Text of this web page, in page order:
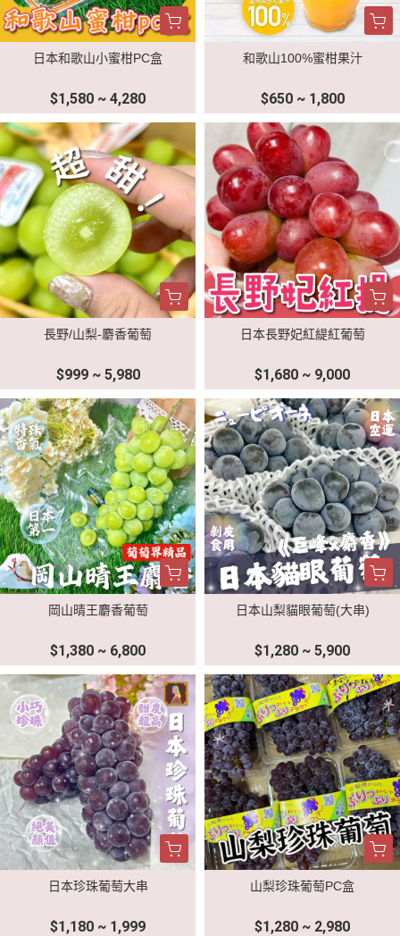
日本和歌山小蜜柑PC盒
$1,580 ~ 4,280
和歌山100%蜜柑果汁
$650 ~ 1,800
長野/山梨-麝香葡萄
$999 ~ 5,980
日本長野妃紅緹紅葡萄
$1,680 ~ 9,000
岡山晴王麝香葡萄
$1,380 ~ 6,800
日本山梨貓眼葡萄(大串)
$1,280 ~ 5,900
日本珍珠葡萄大串
$1,180 ~ 1,999
山梨珍珠葡萄PC盒
$1,280 ~ 2,980